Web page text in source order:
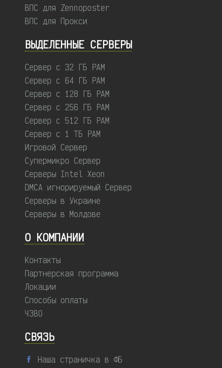
ВПС для Zennoposter
ВПС для Прокси
ВЫДЕЛЕННЫЕ CЕРВЕРЫ
Сервер с 32 ГБ РАМ
Сервер с 64 ГБ РАМ
Сервер с 128 ГБ РАМ
Сервер с 256 ГБ РАМ
Сервер с 512 ГБ РАМ
Сервер с 1 ТБ РАМ
Игровой Сервер
Супермикро Сервер
Серверы Intel Xeon
DMCA игнорируемый Сервер
Серверы в Украине
Серверы в Молдове
О КОМПАНИИ
Контакты
Партнерская программа
Локации
Способы оплаты
ЧЗВО
СВЯЗЬ
Наша страничка в ФБ